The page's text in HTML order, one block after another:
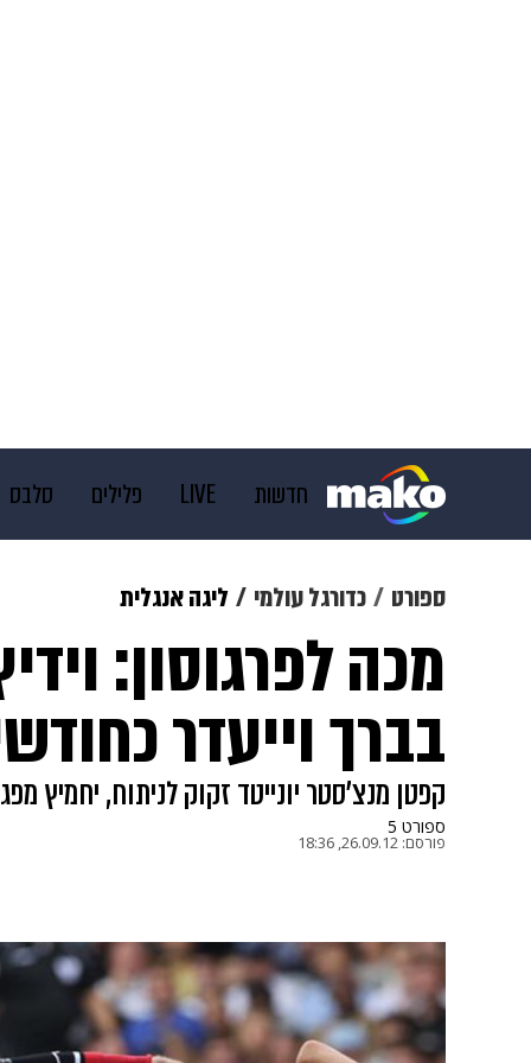
חדשות LIVE פלילים סלבס
תרבות צבא וביטחון
גאווה ויוה משפט תשעה
ספורט כדורגל עולמי ליגה אנגלית
מכה לפרגוסון:
בברך וייעדר
קפטן מנצ'סטר יונייטד זקוק לניתוח, יחמיץ
ספורט 5
פורסם: 26.09.12, 18:36